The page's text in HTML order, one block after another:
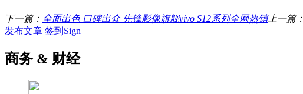
下一篇： 全面出色 口碑出众 先锋影像旗舰vivo S12系列全网热销上一篇：
发布文章 签到Sign
商务 & 财经